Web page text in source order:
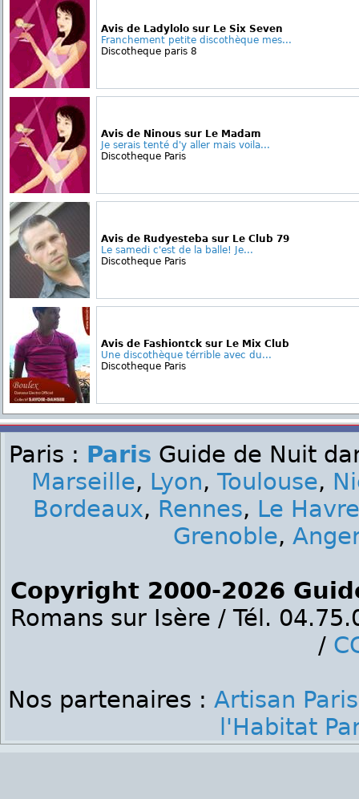
Avis de Ladylolo sur Le Six Seven
Franchement petite discothèque mes...
Discotheque paris 8
Avis de Ninous sur Le Madam
Je serais tenté d'y aller mais voila...
Discotheque Paris
Avis de Rudyesteba sur Le Club 79
Le samedi c'est de la balle! Je...
Discotheque Paris
Avis de Fashiontck sur Le Mix Club
Une discothèque térrible avec du...
Discotheque Paris
Paris : Paris Guide de Nuit
Marseille, Lyon, Toulouse,
Bordeaux, Rennes, Le Havre
Grenoble,
Copyright 2000-2026
Romans sur Isère / Tél.
/
Nos partenaires : Artisan Paris
l'Habitat